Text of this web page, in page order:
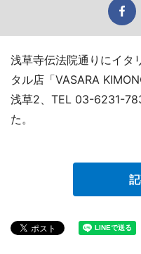
浅草寺伝法院通りにイタ
タル店「VASARA
浅草2、TEL 03-6231-
た。